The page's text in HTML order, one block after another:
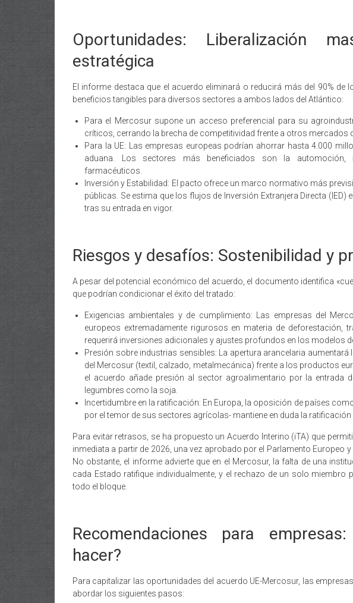
Oportunidades: Liberalización
estratégica
El informe destaca que el acuerdo eliminará o reducirá más del 90% de
beneficios tangibles para diversos sectores a ambos lados del Atlántico:
Para el Mercosur supone un acceso preferencial para su
críticos, cerrando la brecha de competitividad frente a otros mercados
Para la UE: Las empresas europeas podrían ahorrar hasta 4.000
aduana. Los sectores más beneficiados son la automoción,
farmacéuticos.
Inversión y Estabilidad: El pacto ofrece un marco normativo más
públicas. Se estima que los flujos de Inversión Extranjera Directa (IED)
tras su entrada en vigor.
Riesgos y desafíos: Sostenibilidad y
A pesar del potencial económico del acuerdo, el documento identifica
que podrían condicionar el éxito del tratado:
Exigencias ambientales y de cumplimiento: Las empresas del
europeos extremadamente rigurosos en materia de deforestación,
requerirá inversiones adicionales y ajustes profundos en los modelos
Presión sobre industrias sensibles: La apertura arancelaria
del Mercosur (textil, calzado, metalmecánica) frente a los productos
el acuerdo añade presión al sector agroalimentario por la entrada
legumbres como la soja.
Incertidumbre en la ratificación: En Europa, la oposición de países
por el temor de sus sectores agrícolas- mantiene en duda la
Para evitar retrasos, se ha propuesto un Acuerdo Interino (iTA) que
inmediata a partir de 2026, una vez aprobado por el Parlamento Europeo
No obstante, el informe advierte que en el Mercosur, la falta de una
cada Estado ratifique individualmente, y el rechazo de un solo miembro
todo el bloque.
Recomendaciones para
hacer?
Para capitalizar las oportunidades del acuerdo UE-Mercosur, las
abordar los siguientes pasos: